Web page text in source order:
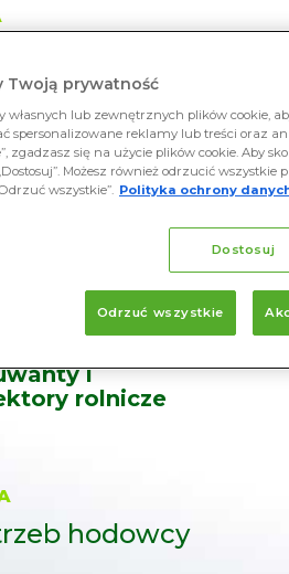
w
i
rolnicze
hodowcy
Twoją prywatność
własnych lub zewnętrznych plików cookie,
spersonalizowane reklamy lub treści oraz
zgadzasz się na użycie plików cookie. Aby
Możesz również odrzucić
wszystkie”. Polityka ochrony
Dostosuj
Odrzuć wszystkie